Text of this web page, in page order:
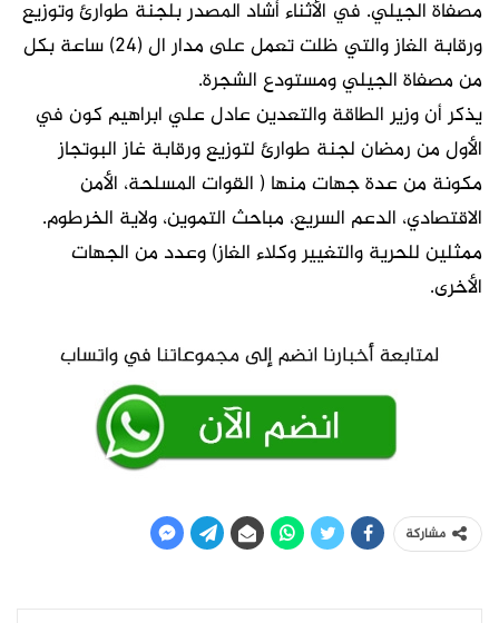
مصفاة الجيلي. في الأثناء أشاد المصدر بلجنة طوارئ وتوزيع
ورقابة الغاز والتي ظلت تعمل على مدار ال (24) ساعة بكل
من مصفاة الجيلي ومستودع الشجرة.
يذكر أن وزير الطاقة والتعدين عادل علي ابراهيم كون في
الأول من رمضان لجنة طوارئ لتوزيع ورقابة غاز البوتجاز
مكونة من عدة جهات منها ( القوات المسلحة، الأمن
الاقتصادي، الدعم السريع، مباحث التموين، ولاية الخرطوم.
ممثلين للحرية والتغيير وكلاء الغاز) وعدد من الجهات
الأخرى.
مشاركة